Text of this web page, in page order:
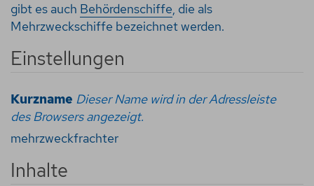
gibt es auch Behördenschiffe, die als
Mehrzweckschiffe bezeichnet werden.
Einstellungen
Kurzname Dieser Name wird in der Adressleiste
des Browsers angezeigt.
mehrzweckfrachter
Inhalte